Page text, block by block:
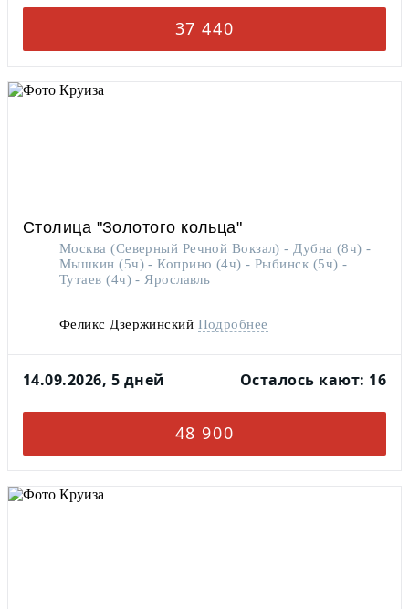
37 440
Столица "Золотого кольца"
Москва (Северный Речной Вокзал) - Дубна (8ч) -
Мышкин (5ч) - Коприно (4ч) - Рыбинск (5ч) -
Тутаев (4ч) - Ярославль
Феликс Дзержинский Подробнее
14.09.2026, 5 дней Осталось кают: 16
48 900